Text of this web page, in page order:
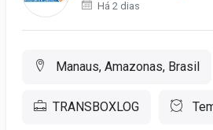
Há 2 dias
Manaus, Amazonas, Brasil
TRANSBOXLOG